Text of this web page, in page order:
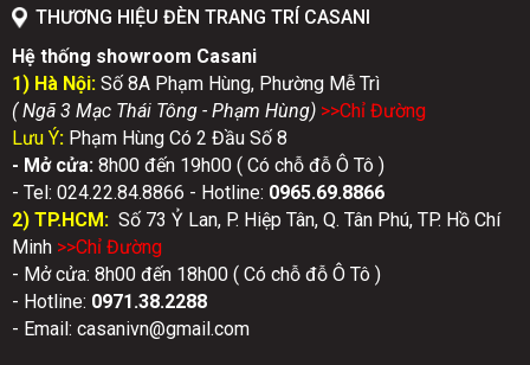
THƯƠNG HIỆU ĐÈN TRANG TRÍ CASANI
Hệ thống showroom Casani
1) Hà Nội: Số 8A Phạm Hùng, Phường Mễ Trì
( Ngã 3 Mạc Thái Tông - Phạm Hùng) >>Chỉ Đường
Lưu Ý: Phạm Hùng Có 2 Đầu Số 8
- Mở cửa: 8h00 đến 19h00 ( Có chỗ đỗ Ô Tô )
- Tel: 024.22.84.8866 - Hotline: 0965.69.8866
2) TP.HCM: Số 73 Ỷ Lan, P. Hiệp Tân, Q. Tân Phú, TP. Hồ Chí
Minh >>Chỉ Đường
- Mở cửa: 8h00 đến 18h00 ( Có chỗ đỗ Ô Tô )
- Hotline: 0971.38.2288
- Email: casanivn@gmail.com